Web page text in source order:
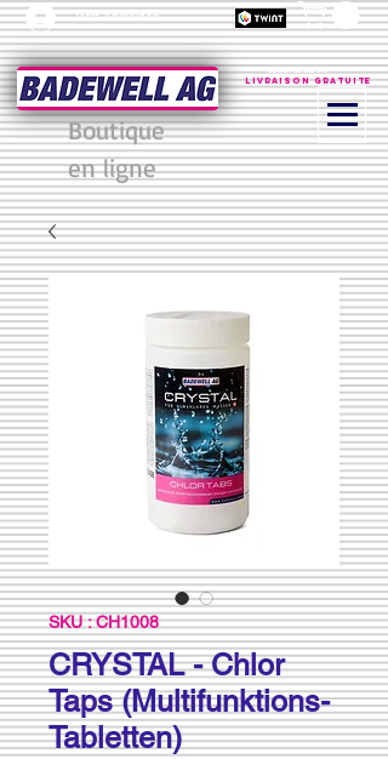
Jetzt Anmelden
Boutique
en ligne
à partir de 200 CHF
Livraison gratuite
SKU : CH1008
CRYSTAL - Chlor
Taps (Multifunktions-
Tabletten)